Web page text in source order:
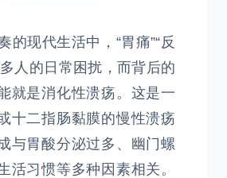
现代生活中，“胃痛”“反
人的日常困扰，而背后的
就是消化性溃疡。这是一
十二指肠黏膜的慢性溃疡
与胃酸分泌过多、幽门螺
活习惯等多种因素相关。